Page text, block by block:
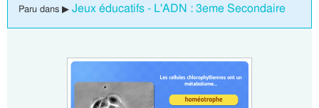
Paru dans ▶ Jeux éducatifs - L'ADN : 3eme Secondaire